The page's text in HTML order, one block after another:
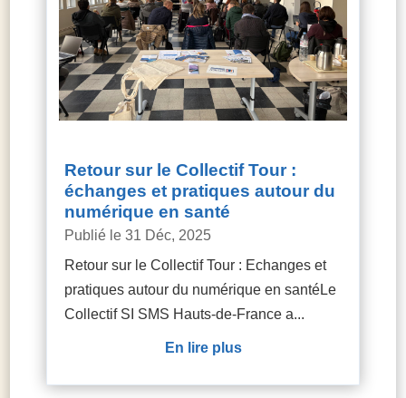
Retour sur le Collectif Tour :
échanges et pratiques autour du
numérique en santé
31 Déc, 2025
Retour sur le Collectif Tour : Echanges et
pratiques autour du numérique en santéLe
Collectif SI SMS Hauts-de-France a...